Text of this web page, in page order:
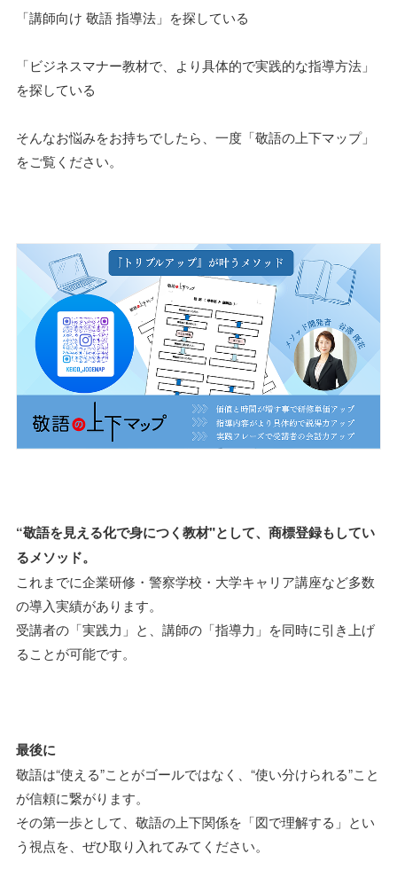
「講師向け 敬語 指導法」を探している
「ビジネスマナー教材で、より具体的で実践的な指導方法」
を探している
そんなお悩みをお持ちでしたら、一度「敬語の上下マップ」
をご覧ください。
“敬語を見える化で身につく教材"として、商標登録もしてい
るメソッド。
これまでに企業研修・警察学校・大学キャリア講座など多数
の導入実績があります。
受講者の「実践力」と、講師の「指導力」を同時に引き上げ
ることが可能です。
最後に
敬語は“使える”ことがゴールではなく、“使い分けられる”こと
が信頼に繋がります。
その第一歩として、敬語の上下関係を「図で理解する」とい
う視点を、ぜひ取り入れてみてください。